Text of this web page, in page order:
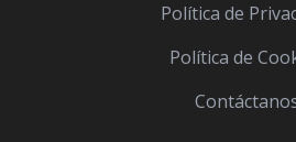
Política de
Política de